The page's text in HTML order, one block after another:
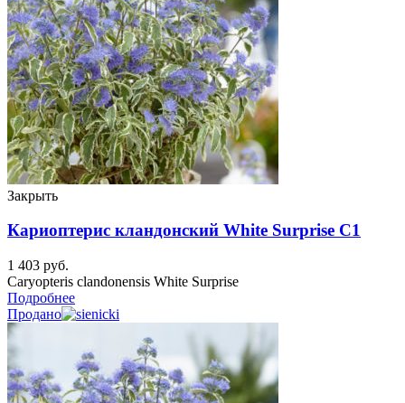
Закрыть
Кариоптерис кландонский White Surprise C1
1 403 руб.
Caryopteris clandonensis White Surprise
Подробнее
Продано